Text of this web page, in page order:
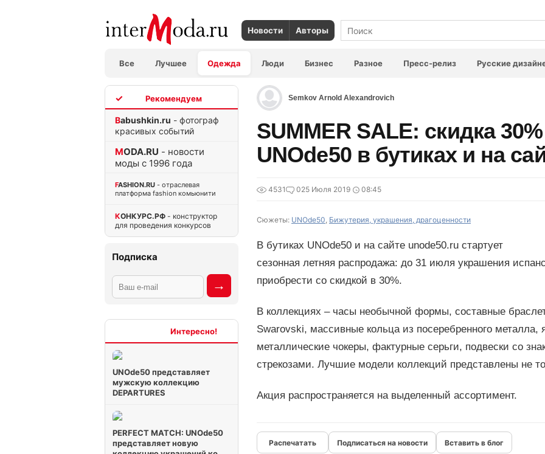
Новости Авторы
Все Лучшее Одежда Люди Бизнес Разное Пресс-релиз Русские
Babushkin.ru - фотограф
красивых событий
MODA.RU - новости
моды с 1996 года
FASHION.RU - отраслевая
платформа fashion комьюнити
КОНКУРС.РФ - конструктор
для проведения конкурсов
Подписка
UNOde50 представляет
мужскую коллекцию
DEPARTURES
PERFECT MATCH: UNOde50
представляет новую
Semkov Arnold Alexandrovich
SUMMER SALE: скидка
UNOde50 в бутиках и на
4531 025 Июля 2019 08:45
Сюжеты: UNOde50, Бижутерия, украшения, драгоценности
В бутиках UNOde50 и на сайте unode50.ru стартует
сезонная летняя распродажа: до 31 июля украшения
приобрести со скидкой в 30%.
В коллекциях – часы необычной формы, составные
Swarovski, массивные кольца из посеребренного металла,
металлические чокеры, фактурные серьги, подвески со
стрекозами. Лучшие модели коллекций представлены не
Акция распространяется на выделенный ассортимент.
Подписаться на новости Вставить в блог